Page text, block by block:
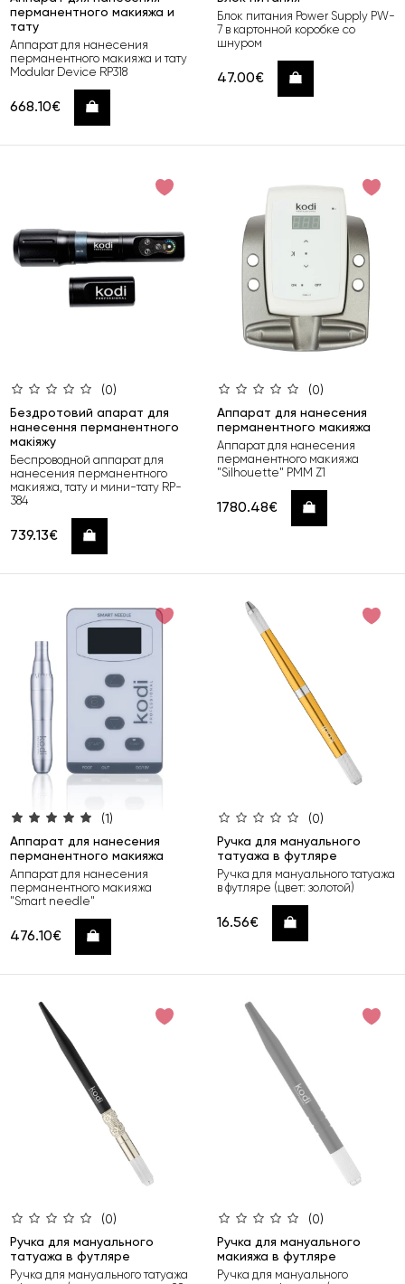
перманентного макияжа и
тату
Аппарат для нанесения
перманентного макияжа и тату
Modular Device RP318
668.10€ Купить
Блок питания Power Supply PW-
7 в картонной коробке со
шнуром
47.00€ Купить
(0)
Бездротовий апарат для
нанесення перманентного
макіяжу
Беспроводной аппарат для
нанесения перманентного
макияжа, тату и мини-тату RP-
384
739.13€ Купить
(0)
Аппарат для нанесения
перманентного макияжа
Аппарат для нанесения
перманентного макияжа
"Silhouette" РММ Z1
1780.48€ Купить
(1)
Аппарат для нанесения
перманентного макияжа
Аппарат для нанесения
перманентного макияжа
"Smart needle"
476.10€ Купить
(0)
Ручка для мануального
татуажа в футляре
Ручка для мануального татуажа
в футляре (цвет: золотой)
16.56€ Купить
(0)
Ручка для мануального
татуажа в футляре
Ручка для мануального татуажа
(0)
Ручка для мануального
макияжа в футляре
Ручка для мануального